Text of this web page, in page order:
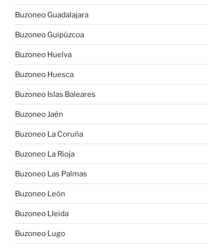
Buzoneo Guadalajara
Buzoneo Guipúzcoa
Buzoneo Huelva
Buzoneo Huesca
Buzoneo Islas Baleares
Buzoneo Jaén
Buzoneo La Coruña
Buzoneo La Rioja
Buzoneo Las Palmas
Buzoneo León
Buzoneo Lleida
Buzoneo Lugo